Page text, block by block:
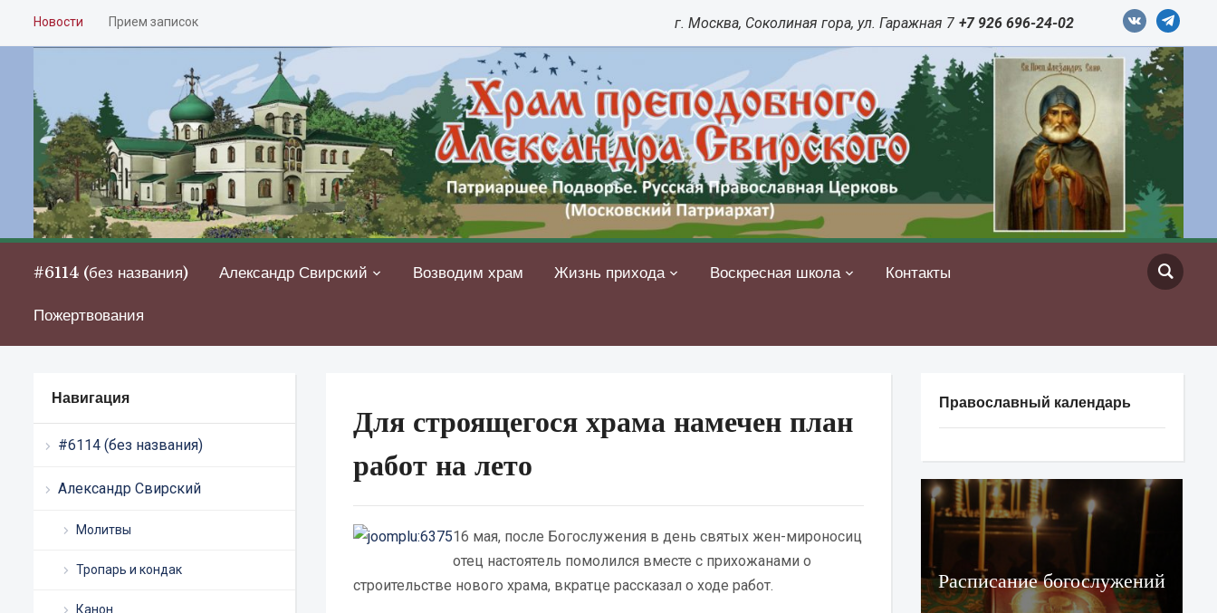
Новости Прием записок vkontaktetelegram
г. Москва, Соколиная гора, ул. Гаражная 7 +7 926 696-24-02
#6114 (без названия) Александр Свирский Возводим храм Жизнь прихода Воскресная школа Контакты
Пожертвования
Навигация
#6114 (без названия)
Александр Свирский
Молитвы
Тропарь и кондак
Канон
Для строящегося храма намечен план
работ на лето
16 мая, после Богослужения в день святых жен-мироносиц
отец настоятель помолился вместе с прихожанами о
строительстве нового храма, вкратце рассказал о ходе работ.
Православный календарь
Расписание богослужений